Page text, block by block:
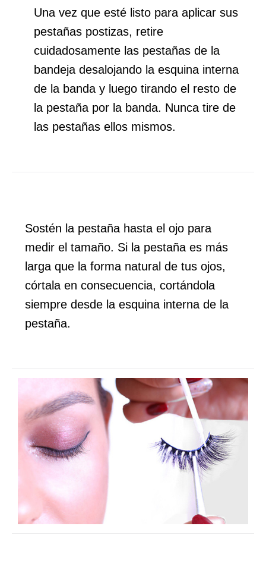
Una vez que esté listo para aplicar sus
pestañas postizas, retire
cuidadosamente las pestañas de la
bandeja desalojando la esquina interna
de la banda y luego tirando el resto de
la pestaña por la banda. Nunca tire de
las pestañas ellos mismos.
Sostén la pestaña hasta el ojo para
medir el tamaño. Si la pestaña es más
larga que la forma natural de tus ojos,
córtala en consecuencia, cortándola
siempre desde la esquina interna de la
pestaña.